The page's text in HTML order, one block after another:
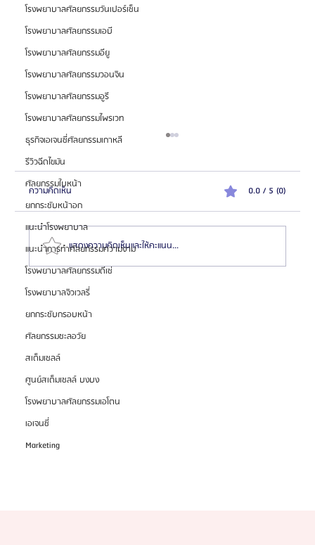
โรงพยาบาลศัลยกรรมวันเปอร์เซ็น
โรงพยาบาลศัลยกรรมเอบี
โรงพยาบาลศัลยกรรมอียู
โรงพยาบาลศัลยกรรมวอนจิน
โรงพยาบาลศัลยกรรมอูรี
โรงพยาบาลศัลยกรรมไพรเวท
ธุรกิจเอเจนซี่ศัลยกรรมเกาหลี
รีวิวฉีดไขมัน
ศัลยกรรมใบหน้า
ยกกระชับหน้าอก
แนะนำโรงพยาบาล
แนะนำการทำศัลยกรรมความงาม
โรงพยาบาลศัลยกรรมดีเซ่
โรงพยาบาลจิวเวลรี่
ยกกระชับกรอบหน้า
ศัลยกรรมชะลอวัย
สเต็มเซลล์
ศูนย์สเต็มเซลล์ บงบง
โรงพยาบาลศัลยกรรมเอโตน
เอเจนซี่
Marketing
สมัครตัวแทน "เอเจนซี่ศัลยกรรมจีน" เทรนด์โอกาสสร้าง
รายได้สูงในตลาด
ความคิดเห็น 0.0 / 5 (0)
แสดงความคิดเห็นและให้คะแนน...